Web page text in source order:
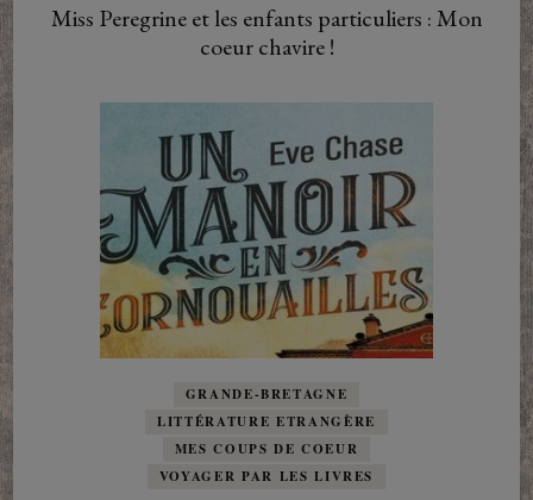
Miss Peregrine et les enfants particuliers : Mon
coeur chavire !
GRANDE-BRETAGNE
LITTÉRATURE ETRANGÈRE
MES COUPS DE COEUR
VOYAGER PAR LES LIVRES